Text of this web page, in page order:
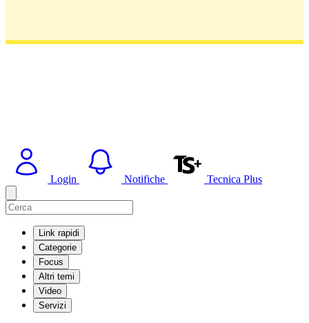
Login Notifiche Tecnica Plus
Link rapidi
Categorie
Focus
Altri temi
Video
Servizi